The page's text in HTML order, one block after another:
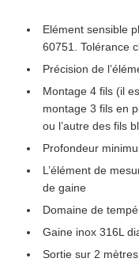
Elément sensible
60751. Tolérance
Précision de
Montage 4 fils (il
montage 3 fils en
ou l’autre des fils
Profondeur
L’élément de
de gaine
Domaine de
Gaine inox 316L
Sortie sur 2